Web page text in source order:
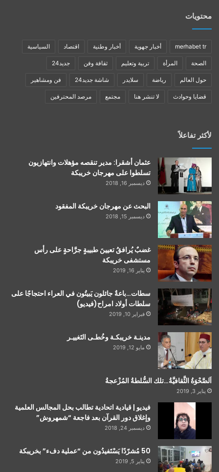
محتويات
merhabet tr أخبار جهوية أخبار وطنية اقتصاد السياسية
الصحة المرأة تربية وتعليم ثقافة وفن جديد24
حول العالم رياضة سلايدر شاشة جديد24 فن ومشاهير
قضايا وحوادث لا تنشر هنا مجتمع مرصد المحترفين
لأكثر تفاعلاً
عثمان أشقرا: مدير تنقصه مؤهلات وانتهازيون
تسلطوا على مهرجان خريبكة
ديسمبر 16, 2018
البحث عن مهرجان خريبكة المفقود
ديسمبر 15, 2018
غضبٌ يُرافقُ تعيينَ طبيبةٍ جرَّاحةٍ على رأس
مستشفى خريبكة
يناير 16, 2019
سطات…باعةٌ جائلون يَبيتُون في العراء احتجاجًا على
سلطات أولاد امراح(فيديو)
فبراير 10, 2019
مدينـة خريبكـة وخُطـى التَغييـر
مايو 12, 2019
اَلصَّحْوَةُ الثَّقافيَّةُ…تلك السُّلطةُ المُزْعجةُ
يناير 3, 2019
فيديو | قيادية اتحادية تطالب بحل المجالس العلمية
وإغلاق دور القرآن بعد فاجعة “شمهروش”
ديسمبر 24, 2018
50 مُشرّدًا يَسْتَفيدُون من “عملية دفء” بخريبكة
يناير 5, 2019